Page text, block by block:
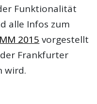
Funktionalität
alle Infos zum
2015 vorgestellt
Frankfurter
wird.